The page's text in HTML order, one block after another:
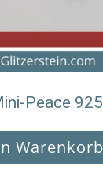
Peace
Warenkorb